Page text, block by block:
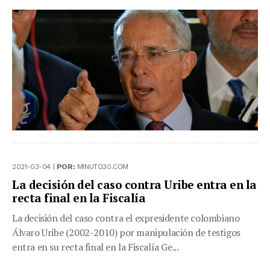
2021-03-04 | POR: MINUTO30.COM
La decisión del caso contra Uribe entra en la
recta final en la Fiscalía
La decisión del caso contra el expresidente colombiano
Álvaro Uribe (2002-2010) por manipulación de testigos
entra en su recta final en la Fiscalía Ge...